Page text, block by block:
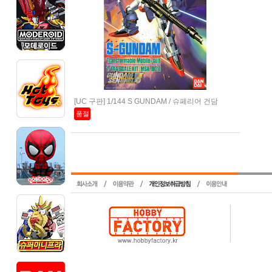
[UC 구판] 1/144 S GUNDAM / 슈페리어 건담
품절